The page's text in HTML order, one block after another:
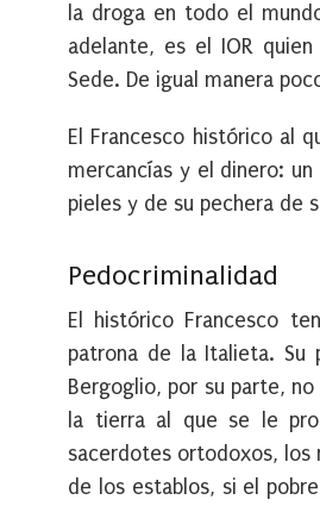
la droga en todo el
adelante, es el IOR
Sede. De igual manera
El Francesco histórico al
mercancías y el dinero:
pieles y de su pechera de
Pedocriminalidad
El histórico Francesco
patrona de la Italieta. Su
Bergoglio, por su parte,
la tierra al que se le
sacerdotes ortodoxos, los
de los establos, si el